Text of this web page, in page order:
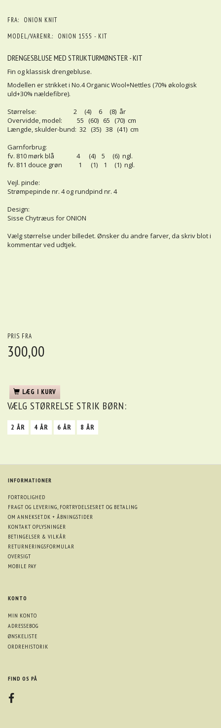
FRA:
ONION KNIT
MODEL/VARENR.:
ONION 1555 - KIT
DRENGESBLUSE MED STRUKTURMØNSTER - KIT
Fin og klassisk drengebluse.
Modellen er strikket i No.4 Organic Wool+Nettles (70% økologisk
uld+30% nældefibre).
Størrelse: 2 (4) 6 (8) år
Overvidde, model: 55 (60) 65 (70) cm
Længde, skulder-bund: 32 (35) 38 (41) cm
Garnforbrug:
fv. 810 mørk blå 4 (4) 5 (6) ngl.
fv. 811 douce grøn 1 (1) 1 (1) ngl.
Vejl. pinde:
Strømpepinde nr. 4 og rundpind nr. 4
Design:
Sisse Chytræus for ONION
Vælg størrelse under billedet. Ønsker du andre farver, da skriv blot i
kommentar ved udtjek.
PRIS FRA
300,00
LÆG I KURV
VÆLG STØRRELSE STRIK BØRN:
2 ÅR 4 ÅR 6 ÅR 8 ÅR
INFORMATIONER
FORTROLIGHED
FRAGT OG LEVERING, FORTRYDELSESRET OG BETALING
OM ANNEKSET.DK + ÅBNINGSTIDER
KONTAKT OPLYSNINGER
BETINGELSER & VILKÅR
RETURNERINGSFORMULAR
OVERSIGT
MOBILE PAY
KONTO
MIN KONTO
ADRESSEBOG
ØNSKELISTE
ORDREHISTORIK
FIND OS PÅ